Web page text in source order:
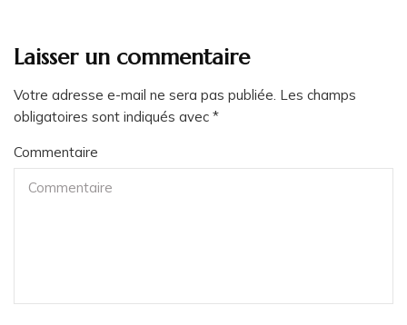
Laisser un commentaire
Votre adresse e-mail ne sera pas publiée. Les champs
obligatoires sont indiqués avec *
Commentaire